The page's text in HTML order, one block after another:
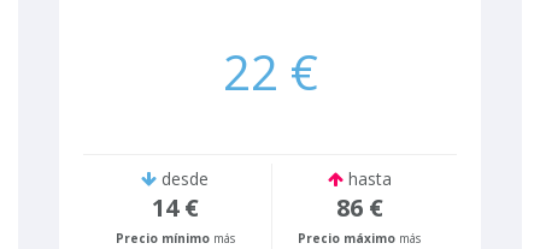
22 €
desde
14 €
Precio mínimomás
hasta
86 €
Precio máximo más